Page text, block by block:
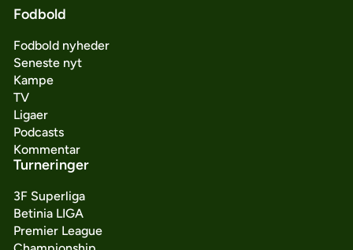
Fodbold
Fodbold nyheder
Seneste nyt
Kampe
TV
Ligaer
Podcasts
Kommentar
Turneringer
3F Superliga
Betinia LIGA
Premier League